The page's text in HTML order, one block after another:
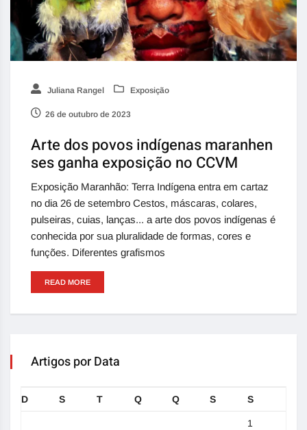
Juliana Rangel Exposição
26 de outubro de 2023
Arte dos povos indígenas maranhen
ses ganha exposição no CCVM
Exposição Maranhão: Terra Indígena entra em cartaz
no dia 26 de setembro Cestos, máscaras, colares,
pulseiras, cuias, lanças... a arte dos povos indígenas é
conhecida por sua pluralidade de formas, cores e
funções. Diferentes grafismos
READ MORE
Artigos por Data
D S T Q Q S S
1